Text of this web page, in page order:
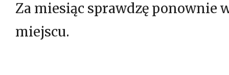
Za miesiąc sprawdzę ponownie
miejscu.